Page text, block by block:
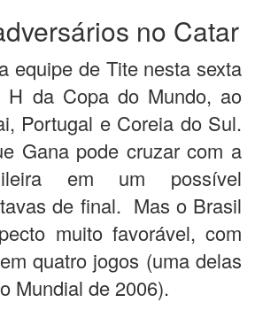
no Catar
equipe de Tite nesta sexta
H da Copa do Mundo, ao
Portugal e Coreia do Sul.
Gana pode cruzar com a
em um possível
de final. Mas o Brasil
muito favorável, com
quatro jogos (uma delas
Mundial de 2006).